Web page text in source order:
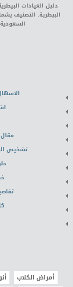
دليل العيادات
البيطرية. التصنيف
تشخيص
أمراض الكلاب